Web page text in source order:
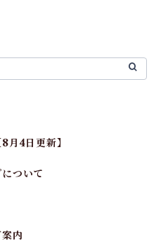
月4日更新】
ついて
内